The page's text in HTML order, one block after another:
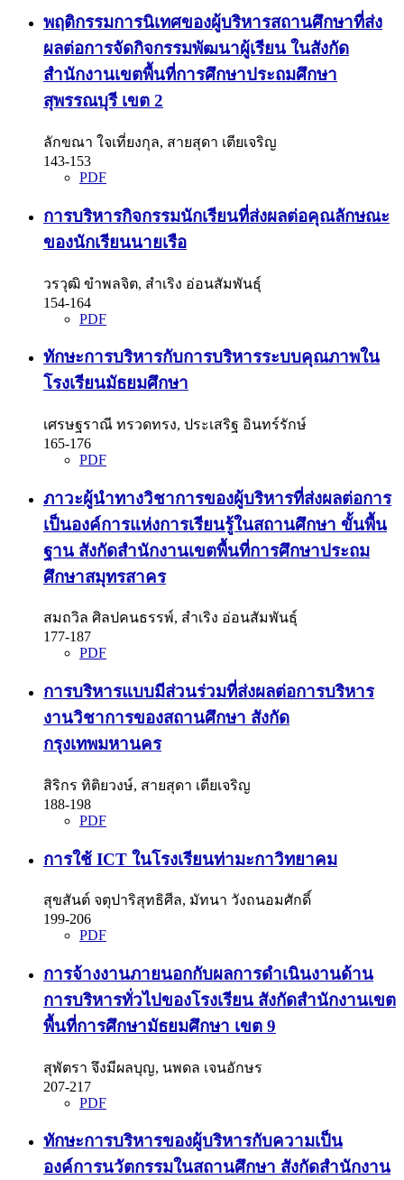
พฤติกรรมการนิเทศของผู้บริหารสถานศึกษาที่ส่ง
ผลต่อการจัดกิจกรรมพัฒนาผู้เรียน ในสังกัด
สำนักงานเขตพื้นที่การศึกษาประถมศึกษา
สุพรรณบุรี เขต 2
ลักขณา ใจเที่ยงกุล, สายสุดา เตียเจริญ
143-153
PDF
การบริหารกิจกรรมนักเรียนที่ส่งผลต่อคุณลักษณะ
ของนักเรียนนายเรือ
วรวุฒิ ขำพลจิต, สำเริง อ่อนสัมพันธุ์
154-164
PDF
ทักษะการบริหารกับการบริหารระบบคุณภาพใน
โรงเรียนมัธยมศึกษา
เศรษฐราณี ทรวดทรง, ประเสริฐ อินทร์รักษ์
165-176
PDF
ภาวะผู้นำทางวิชาการของผู้บริหารที่ส่งผลต่อการ
เป็นองค์การแห่งการเรียนรู้ในสถานศึกษา ขั้นพื้น
ฐาน สังกัดสำนักงานเขตพื้นที่การศึกษาประถม
ศึกษาสมุทรสาคร
สมถวิล ศิลปคนธรรพ์, สำเริง อ่อนสัมพันธุ์
177-187
PDF
การบริหารแบบมีส่วนร่วมที่ส่งผลต่อการบริหาร
งานวิชาการของสถานศึกษา สังกัด
กรุงเทพมหานคร
สิริกร ทิติยวงษ์, สายสุดา เตียเจริญ
188-198
PDF
การใช้ ICT ในโรงเรียนท่ามะกาวิทยาคม
สุขสันต์ จตุปาริสุทธิศีล, มัทนา วังถนอมศักดิ์
199-206
PDF
การจ้างงานภายนอกกับผลการดำเนินงานด้าน
การบริหารทั่วไปของโรงเรียน สังกัดสำนักงานเขต
พื้นที่การศึกษามัธยมศึกษา เขต 9
สุพัตรา จึงมีผลบุญ, นพดล เจนอักษร
207-217
PDF
ทักษะการบริหารของผู้บริหารกับความเป็น
องค์การนวัตกรรมในสถานศึกษา สังกัดสำนักงาน